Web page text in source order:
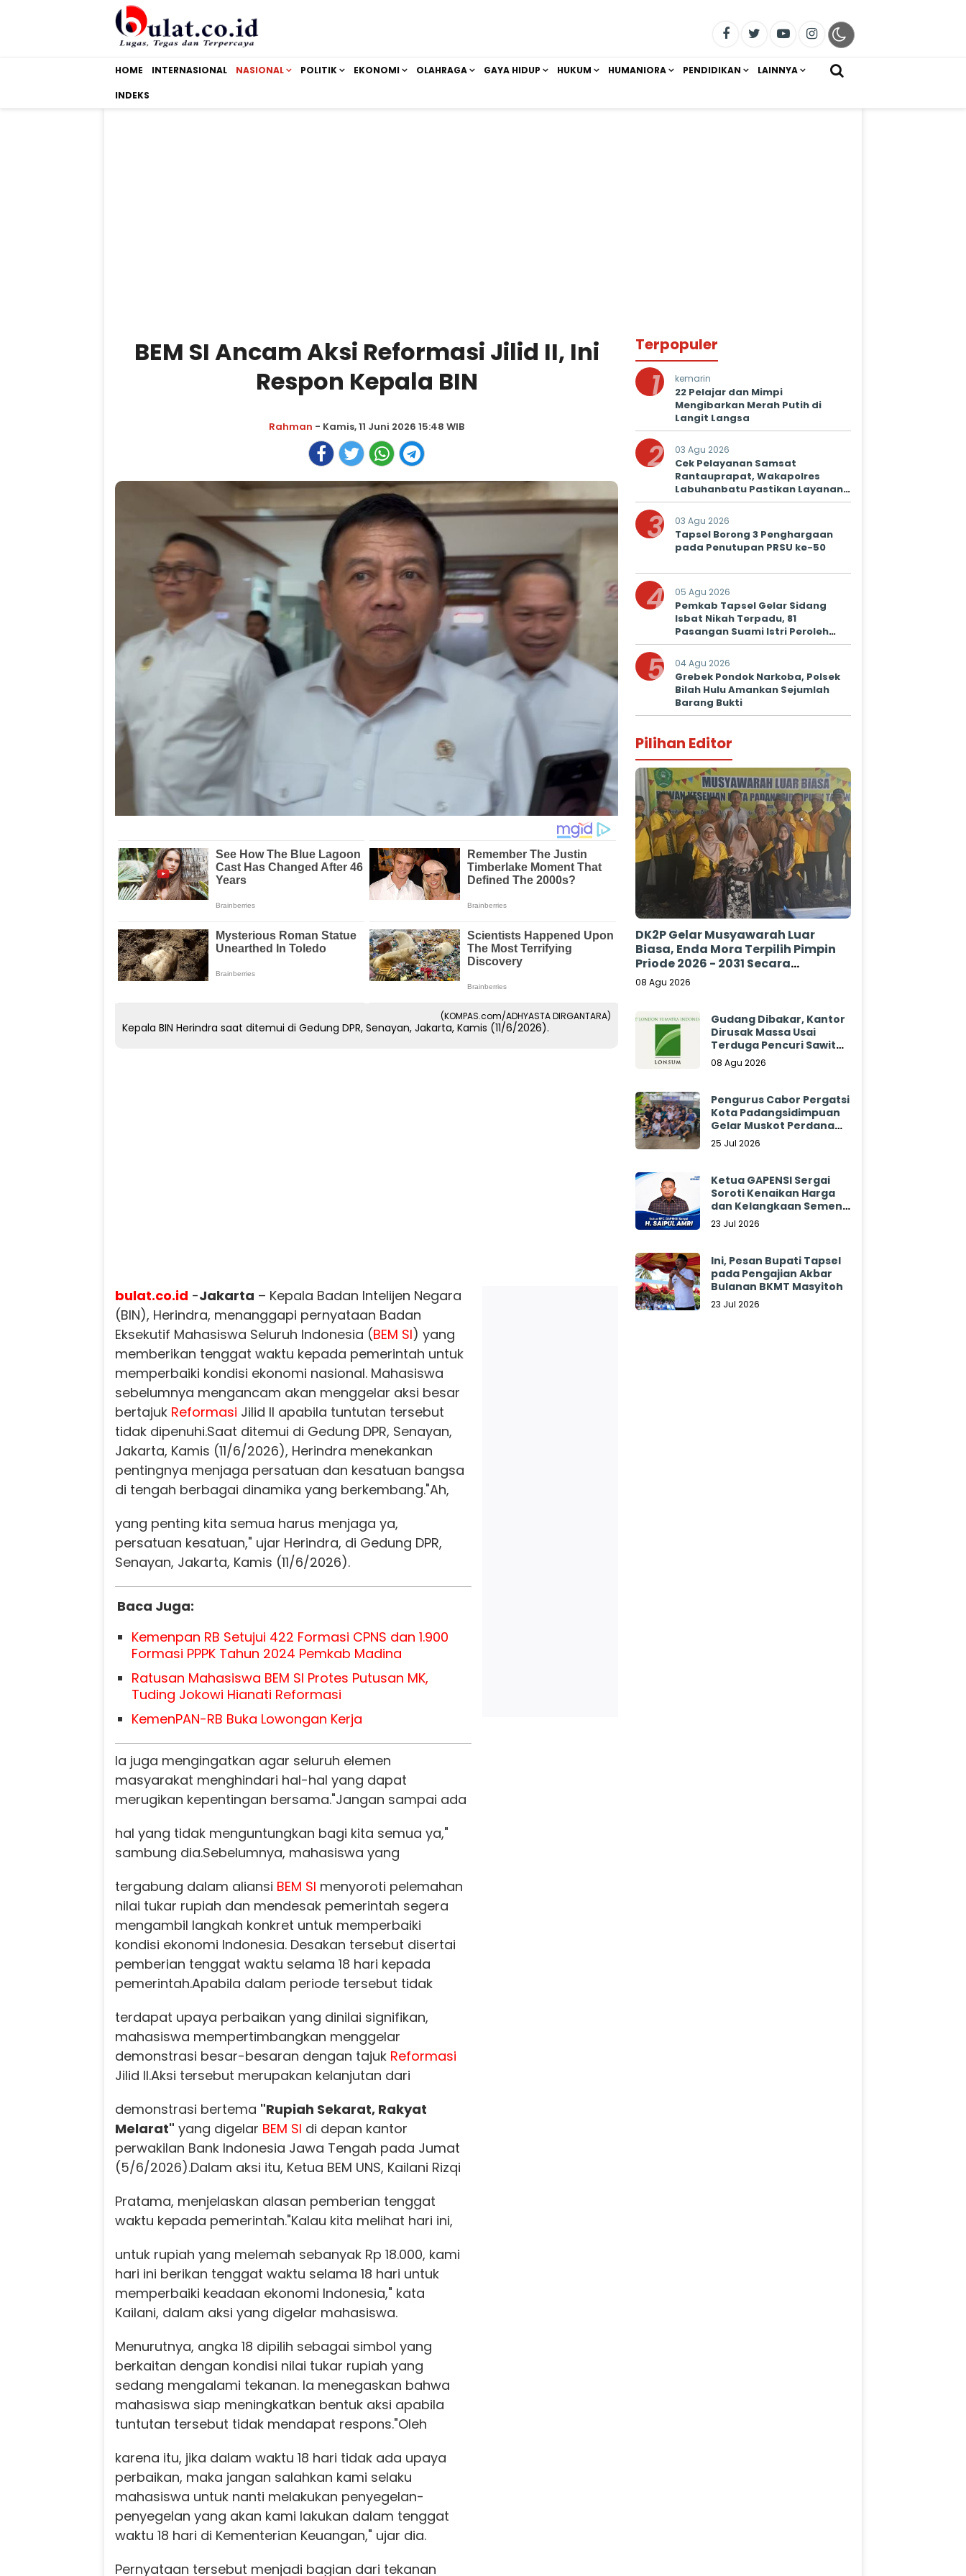
HOME INTERNASIONAL NASIONAL POLITIK EKONOMI OLAHRAGA GAYA HIDUP HUKUM HUMANIORA PENDIDIKAN LAINNYA
INDEKS
BEM SI Ancam Aksi Reformasi Jilid II, Ini
Respon Kepala BIN
Rahman - Kamis, 11 Juni 2026 15:48 WIB
(KOMPAS.com/ADHYASTA DIRGANTARA)
Kepala BIN Herindra saat ditemui di Gedung DPR, Senayan, Jakarta, Kamis (11/6/2026).
bulat.co.id -Jakarta – Kepala Badan Intelijen Negara
(BIN), Herindra, menanggapi pernyataan Badan
Eksekutif Mahasiswa Seluruh Indonesia (BEM SI) yang
memberikan tenggat waktu kepada pemerintah untuk
memperbaiki kondisi ekonomi nasional. Mahasiswa
sebelumnya mengancam akan menggelar aksi besar
bertajuk Reformasi Jilid II apabila tuntutan tersebut
tidak dipenuhi.Saat ditemui di Gedung DPR, Senayan,
Jakarta, Kamis (11/6/2026), Herindra menekankan
pentingnya menjaga persatuan dan kesatuan bangsa
di tengah berbagai dinamika yang berkembang."Ah,
yang penting kita semua harus menjaga ya,
persatuan kesatuan," ujar Herindra, di Gedung DPR,
Senayan, Jakarta, Kamis (11/6/2026).
Baca Juga:
Kemenpan RB Setujui 422 Formasi CPNS dan 1.900
Formasi PPPK Tahun 2024 Pemkab Madina
Ratusan Mahasiswa BEM SI Protes Putusan MK,
Tuding Jokowi Hianati Reformasi
KemenPAN-RB Buka Lowongan Kerja
Ia juga mengingatkan agar seluruh elemen
masyarakat menghindari hal-hal yang dapat
merugikan kepentingan bersama."Jangan sampai ada
hal yang tidak menguntungkan bagi kita semua ya,"
sambung dia.Sebelumnya, mahasiswa yang
tergabung dalam aliansi BEM SI menyoroti pelemahan
nilai tukar rupiah dan mendesak pemerintah segera
mengambil langkah konkret untuk memperbaiki
kondisi ekonomi Indonesia. Desakan tersebut disertai
pemberian tenggat waktu selama 18 hari kepada
pemerintah.Apabila dalam periode tersebut tidak
terdapat upaya perbaikan yang dinilai signifikan,
mahasiswa mempertimbangkan menggelar
demonstrasi besar-besaran dengan tajuk Reformasi
Jilid II.Aksi tersebut merupakan kelanjutan dari
demonstrasi bertema "Rupiah Sekarat, Rakyat
Melarat" yang digelar BEM SI di depan kantor
perwakilan Bank Indonesia Jawa Tengah pada Jumat
(5/6/2026).Dalam aksi itu, Ketua BEM UNS, Kailani Rizqi
Pratama, menjelaskan alasan pemberian tenggat
waktu kepada pemerintah."Kalau kita melihat hari ini,
untuk rupiah yang melemah sebanyak Rp 18.000, kami
hari ini berikan tenggat waktu selama 18 hari untuk
memperbaiki keadaan ekonomi Indonesia," kata
Kailani, dalam aksi yang digelar mahasiswa.
Menurutnya, angka 18 dipilih sebagai simbol yang
berkaitan dengan kondisi nilai tukar rupiah yang
sedang mengalami tekanan. Ia menegaskan bahwa
mahasiswa siap meningkatkan bentuk aksi apabila
tuntutan tersebut tidak mendapat respons."Oleh
karena itu, jika dalam waktu 18 hari tidak ada upaya
perbaikan, maka jangan salahkan kami selaku
mahasiswa untuk nanti melakukan penyegelan-
penyegelan yang akan kami lakukan dalam tenggat
waktu 18 hari di Kementerian Keuangan," ujar dia.
Pernyataan tersebut menjadi bagian dari tekanan
Terpopuler
1 kemarin
22 Pelajar dan Mimpi
Mengibarkan Merah Putih di
Langit Langsa
2 03 Agu 2026
Cek Pelayanan Samsat
Rantauprapat, Wakapolres
Labuhanbatu Pastikan Layanan
Prima untuk Masyarakat
3 03 Agu 2026
Tapsel Borong 3 Penghargaan
pada Penutupan PRSU ke-50
4 05 Agu 2026
Pemkab Tapsel Gelar Sidang
Isbat Nikah Terpadu, 81
Pasangan Suami Istri Peroleh
Kepastian Hukum
5 04 Agu 2026
Grebek Pondok Narkoba, Polsek
Bilah Hulu Amankan Sejumlah
Barang Bukti
Pilihan Editor
DK2P Gelar Musyawarah Luar
Biasa, Enda Mora Terpilih Pimpin
Priode 2026 - 2031 Secara
Aklamasi
08 Agu 2026
Gudang Dibakar, Kantor
Dirusak Massa Usai
Terduga Pencuri Sawit
Tewas: Manajemen
Sibulan Estate Bungkam
08 Agu 2026
Pengurus Cabor Pergatsi
Kota Padangsidimpuan
Gelar Muskot Perdana
2026 - 2030
25 Jul 2026
Ketua GAPENSI Sergai
Soroti Kenaikan Harga
dan Kelangkaan Semen,
Minta Pemerintah
23 Jul 2026
Ini, Pesan Bupati Tapsel
pada Pengajian Akbar
Bulanan BKMT Masyitoh
23 Jul 2026